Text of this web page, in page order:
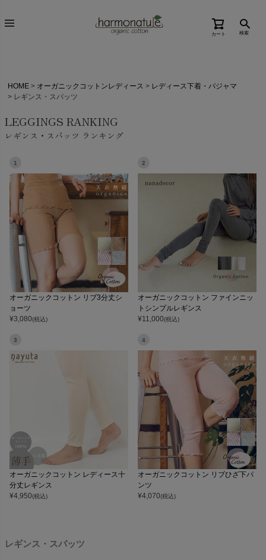
カート 検索
HOME オーガニックコットンレディース
レディース下着・パジャマ
レギンス・スパッツ
LEGGINGS RANKING
レギンス・スパッツ ランキング
1
オーガニックコットン リブ3分丈シ
ョーツ
¥3,080(税込)
2
オーガニックコットン ファインニッ
トシンプルレギンス
¥11,000(税込)
3
オーガニックコットン レディース十
分丈レギンス
¥4,950(税込)
4
オーガニックコットン リブひざ下パ
ンツ
¥4,070(税込)
レギンス・スパッツ